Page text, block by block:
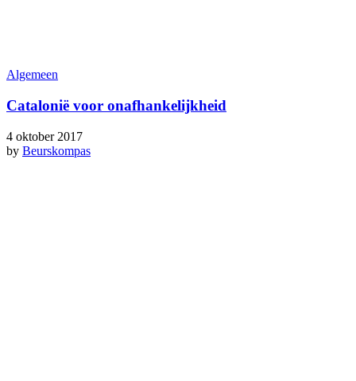
Algemeen
Catalonië voor onafhankelijkheid
4 oktober 2017
by Beurskompas